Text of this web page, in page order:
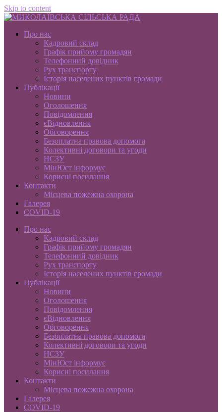
Skip to content
Про нас
Кадровий склад
Графік прийому громадян
Телефонний довідник
Рух транспорту
Історія населених пунктів громади
Публікації
Новини
Оголошення
Повідомлення
єВідновлення
Обговорення
Безоплатна правова допомога
Колективні договори та угоди
НСЗУ
МінЮст інформує
Корисні посилання
Контакти
Місцева пожежна охорона
Галерея
COVID-19
Про нас
Кадровий склад
Графік прийому громадян
Телефонний довідник
Рух транспорту
Історія населених пунктів громади
Публікації
Новини
Оголошення
Повідомлення
єВідновлення
Обговорення
Безоплатна правова допомога
Колективні договори та угоди
НСЗУ
МінЮст інформує
Корисні посилання
Контакти
Місцева пожежна охорона
Галерея
COVID-19